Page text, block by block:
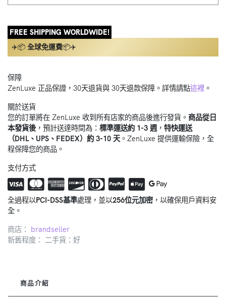
FREE SHIPPING WORLDWIDE!
✈️📦 全球免運費📦✈️
保障
ZenLuxe 正品保證，30天退貨與 30天退款保障。詳情請點這裡 。
關於送貨
您的訂單將在 ZenLuxe 收到所有店家的商品後進行發貨。 商品從日
本發貨後，預計送達時間為： 標準運送約 1-3 週 ， 特快運送
（DHL、UPS、FEDEX）約 3-10 天 。ZenLuxe 提供運輸保險，全
程保障您的商品。
支付方式
全過程以PCI-DSS基準處理，並以256位元加密，以確保用戶資料安
全。
商店： brandseller
新舊程度： 二手貨：好
商品介紹